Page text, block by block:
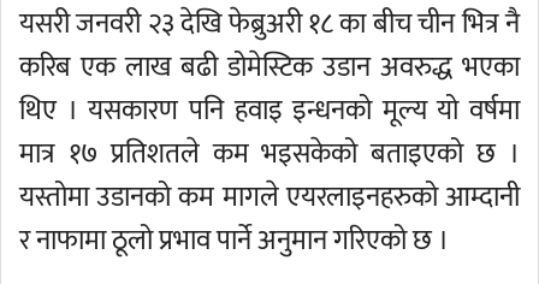
यसरी जनवरी २३ देखि फेब्रुअरी १८ का बीच चीन भित्र नै
करिब एक लाख बढी डोमेस्टिक उडान अवरुद्ध भएका
थिए । यसकारण पनि हवाइ इन्धनको मूल्य यो वर्षमा
मात्र १७ प्रतिशतले कम भइसकेको बताइएको छ ।
यस्तोमा उडानको कम मागले एयरलाइनहरुको आम्दानी
र नाफामा ठूलो प्रभाव पार्ने अनुमान गरिएको छ ।